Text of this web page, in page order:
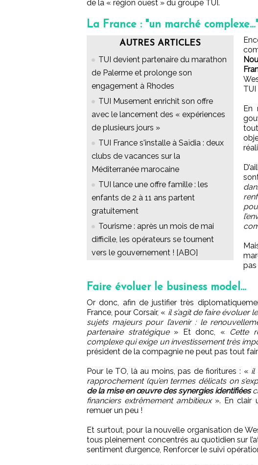
de la « région ouest » du groupe TUI.
La France : "un marché
AUTRES ARTICLES
TUI devient partenaire du marathon
de Palerme et prolonge son
engagement à Rhodes
TUI Musement enrichit son offre
avec le lancement des « expériences
de plusieurs jours »
TUI France s'installe à Saïdia : deux
clubs de vacances sur la
Méditerranée marocaine
TUI lance une offre famille : les
enfants de 2 à 11 ans partent
gratuitement
Tourisme : après un mois de mai
difficile, les opérateurs se tournent
vers le gouvernement ! [ABO]
TUI
En
pas
Faire évoluer le business model…
Or donc, afin de justifier très
France, pour Corsair, « il s’agit de faire évoluer
sujets majeurs pour l’avenir : le
partenaire stratégique » Et donc, «
Cette
complexe qui exige un investissement très
président de la compagnie ne peut pas tout
Pour le TO, là au moins, pas de fioritures : « il
rapprochement (qu’en termes délicats on
de la mise en œuvre des synergies identifiées
financiers extrêmement ambitieux». En clair
remuer un peu !
Et surtout, pour la nouvelle organisation de
tous pleinement concentrés au quotidien sur
sentiment d’urgence, Renforcer le suivi